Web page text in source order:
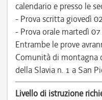
calendario e presso le
- Prova scritta giovedì
- Prova orale martedì
Entrambe le prove
Comunità di montagna
della Slavia n. 1 a San
Livello di istruzione